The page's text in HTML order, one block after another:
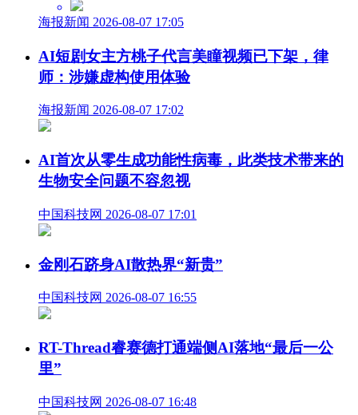
海报新闻 2026-08-07 17:05
AI短剧女主方桃子代言美瞳视频已下架，律
师：涉嫌虚构使用体验
海报新闻 2026-08-07 17:02
AI首次从零生成功能性病毒，​此类技术带来的
生物安全问题不容忽视
中国科技网 2026-08-07 17:01
金刚石跻身AI散热界“新贵”
中国科技网 2026-08-07 16:55
RT-Thread睿赛德打通端侧AI落地“最后一公
里”
中国科技网 2026-08-07 16:48